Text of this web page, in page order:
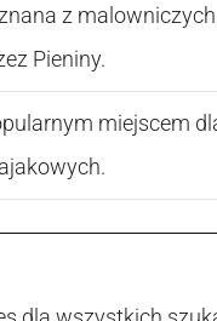
z
Pieniny.
miejscem